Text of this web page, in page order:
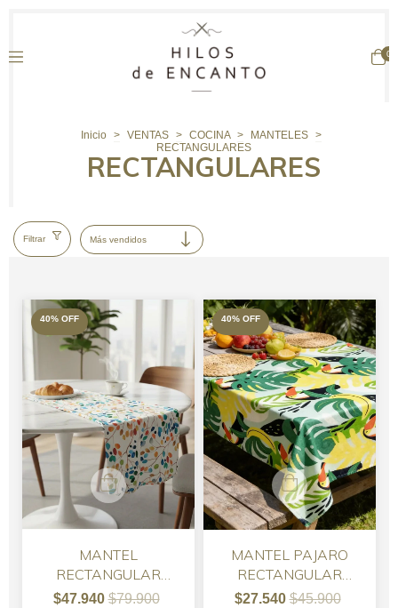
0
Inicio > VENTAS > COCINA > MANTELES >
RECTANGULARES
RECTANGULARES
Filtrar
40% OFF
MANTEL
RECTANGULAR
GABARDINA
$47.940$79.900
40% OFF
MANTEL PAJARO
RECTANGULAR
PROVENZAL 200 X
$27.540$45.900